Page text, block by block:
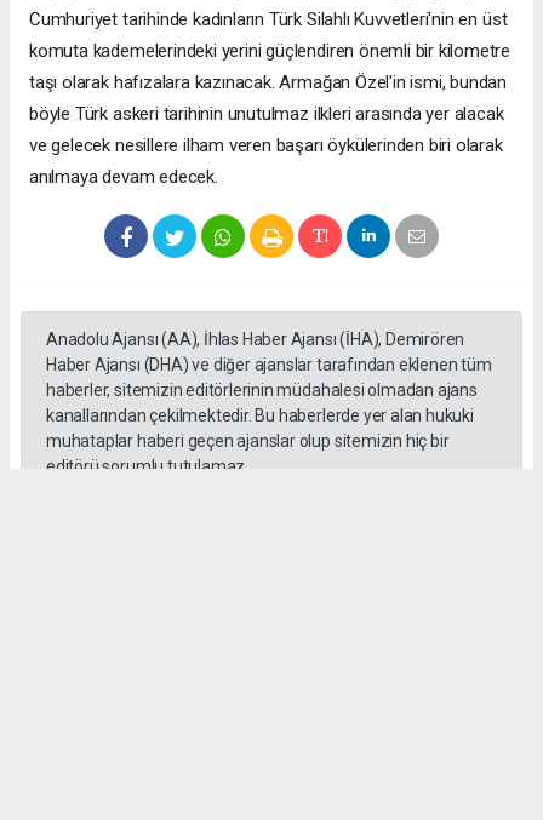
Cumhuriyet tarihinde kadınların Türk Silahlı Kuvvetleri'nin en üst
komuta kademelerindeki yerini güçlendiren önemli bir kilometre
taşı olarak hafızalara kazınacak. Armağan Özel'in ismi, bundan
böyle Türk askeri tarihinin unutulmaz ilkleri arasında yer alacak
ve gelecek nesillere ilham veren başarı öykülerinden biri olarak
anılmaya devam edecek.
Anadolu Ajansı (AA), İhlas Haber Ajansı (İHA), Demirören
Haber Ajansı (DHA) ve diğer ajanslar tarafından eklenen tüm
haberler, sitemizin editörlerinin müdahalesi olmadan ajans
kanallarından çekilmektedir. Bu haberlerde yer alan hukuki
muhataplar haberi geçen ajanslar olup sitemizin hiç bir
editörü sorumlu tutulamaz...